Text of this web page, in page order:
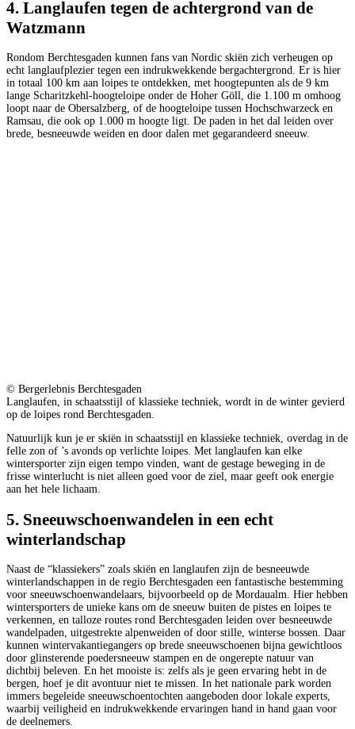
4. Langlaufen tegen de achtergrond van de
Watzmann
Rondom Berchtesgaden kunnen fans van Nordic skiën zich verheugen op
echt langlaufplezier tegen een indrukwekkende bergachtergrond. Er is hier
in totaal 100 km aan loipes te ontdekken, met hoogtepunten als de 9 km
lange Scharitzkehl-hoogteloipe onder de Hoher Göll, die 1.100 m omhoog
loopt naar de Obersalzberg, of de hoogteloipe tussen Hochschwarzeck en
Ramsau, die ook op 1.000 m hoogte ligt. De paden in het dal leiden over
brede, besneeuwde weiden en door dalen met gegarandeerd sneeuw.
© Bergerlebnis Berchtesgaden
Langlaufen, in schaatsstijl of klassieke techniek, wordt in de winter gevierd
op de loipes rond Berchtesgaden.
Natuurlijk kun je er skiën in schaatsstijl en klassieke techniek, overdag in de
felle zon of ’s avonds op verlichte loipes. Met langlaufen kan elke
wintersporter zijn eigen tempo vinden, want de gestage beweging in de
frisse winterlucht is niet alleen goed voor de ziel, maar geeft ook energie
aan het hele lichaam.
5. Sneeuwschoenwandelen in een echt
winterlandschap
Naast de “klassiekers” zoals skiën en langlaufen zijn de besneeuwde
winterlandschappen in de regio Berchtesgaden een fantastische bestemming
voor sneeuwschoenwandelaars, bijvoorbeeld op de Mordaualm. Hier hebben
wintersporters de unieke kans om de sneeuw buiten de pistes en loipes te
verkennen, en talloze routes rond Berchtesgaden leiden over besneeuwde
wandelpaden, uitgestrekte alpenweiden of door stille, winterse bossen. Daar
kunnen wintervakantiegangers op brede sneeuwschoenen bijna gewichtloos
door glinsterende poedersneeuw stampen en de ongerepte natuur van
dichtbij beleven. En het mooiste is: zelfs als je geen ervaring hebt in de
bergen, hoef je dit avontuur niet te missen. In het nationale park worden
immers begeleide sneeuwschoentochten aangeboden door lokale experts,
waarbij veiligheid en indrukwekkende ervaringen hand in hand gaan voor
de deelnemers.